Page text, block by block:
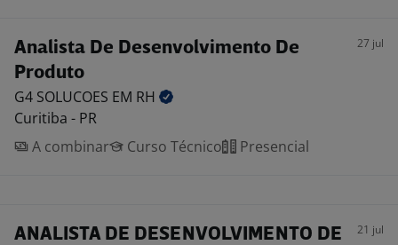
Analista De Desenvolvimento De
Produto
27 jul
G4 SOLUCOES EM RH
Curitiba - PR
A combinar
Curso Técnico Presencial
ANALISTA DE DESENVOLVIMENTO DE
21 jul